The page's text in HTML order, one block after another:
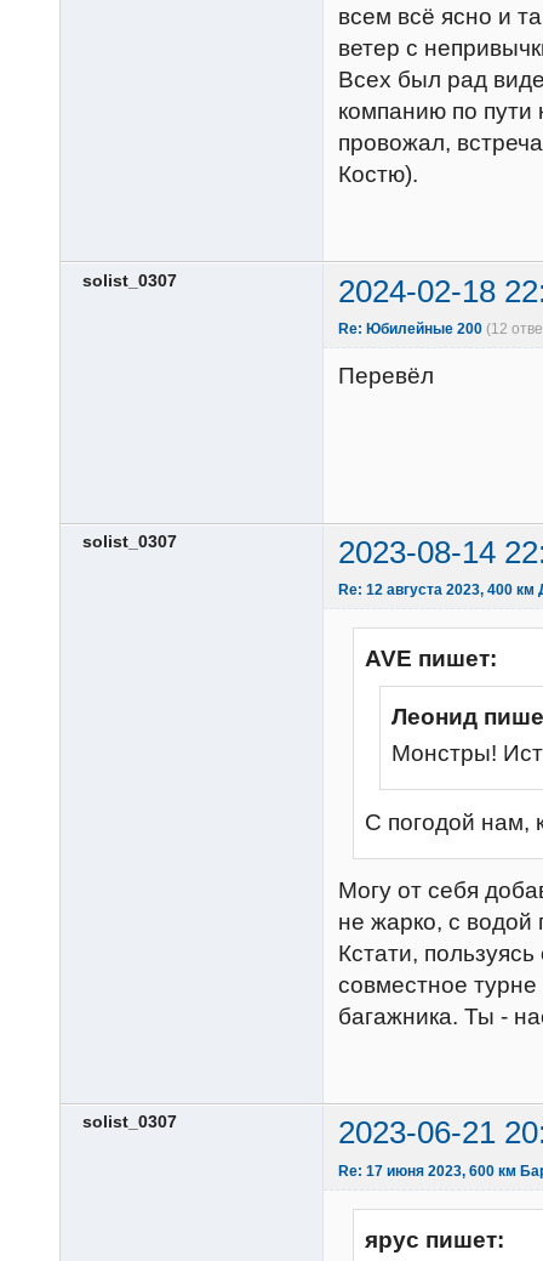
всем всё ясно и
ветер с
Всех был рад
компанию по пути
провожал,
Костю).
solist_0307 2024-02-18
Re: Юбилейные 200 (12
Перевёл
solist_0307 2023-08-14
Re: 12 августа 2023, 400 км
AVE пишет:
Леонид
Монстры!
С погодой нам,
Могу от себя
не жарко, с водой
Кстати,
совместное
багажника. Ты -
solist_0307 2023-06-21
Re: 17 июня 2023, 600 км
ярус пишет: